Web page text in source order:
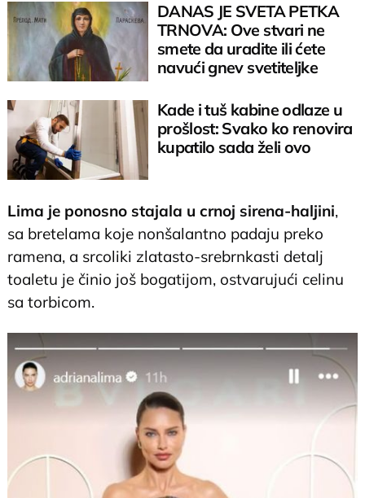
DANAS JE SVETA PETKA
TRNOVA: Ove stvari ne
smete da uradite ili ćete
navući gnev svetiteljke
Kade i tuš kabine odlaze u
prošlost: Svako ko renovira
kupatilo sada želi ovo
Lima je ponosno stajala u crnoj sirena-haljini,
sa bretelama koje nonšalantno padaju preko
ramena, a srcoliki zlatasto-srebrnkasti detalj
toaletu je činio još bogatijom, ostvarujući celinu
sa torbicom.